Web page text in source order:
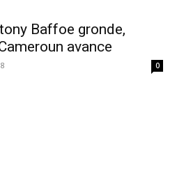
Baffoe gronde,
avance
0